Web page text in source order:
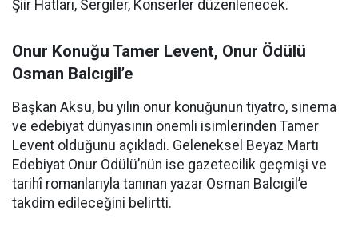
Şiir Hatları, Sergiler, Konserler düzenlenecek.
Onur Konuğu Tamer Levent, Onur Ödülü
Osman Balcıgil’e
Başkan Aksu, bu yılın onur konuğunun tiyatro, sinema
ve edebiyat dünyasının önemli isimlerinden Tamer
Levent olduğunu açıkladı. Geleneksel Beyaz Martı
Edebiyat Onur Ödülü’nün ise gazetecilik geçmişi ve
tarihî romanlarıyla tanınan yazar Osman Balcıgil’e
takdim edileceğini belirtti.